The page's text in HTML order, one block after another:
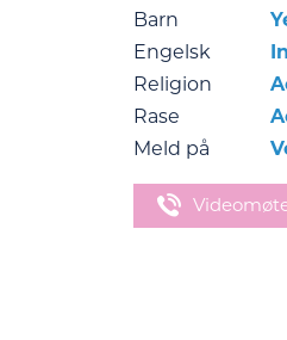
Barn
Engelsk
Religion
Rase
Meld på